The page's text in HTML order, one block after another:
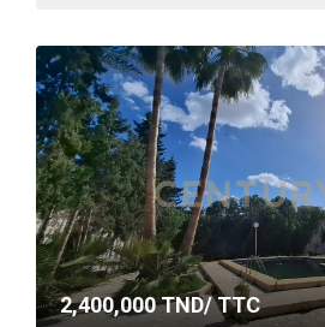
2,400,000TND/ TTC